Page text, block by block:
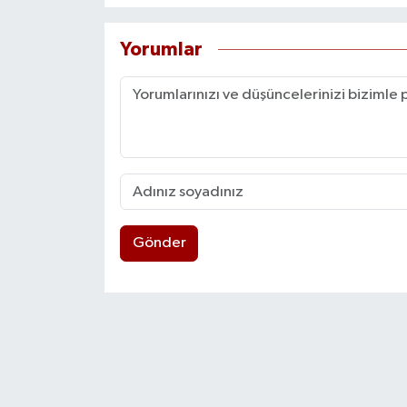
Yorumlar
Gönder